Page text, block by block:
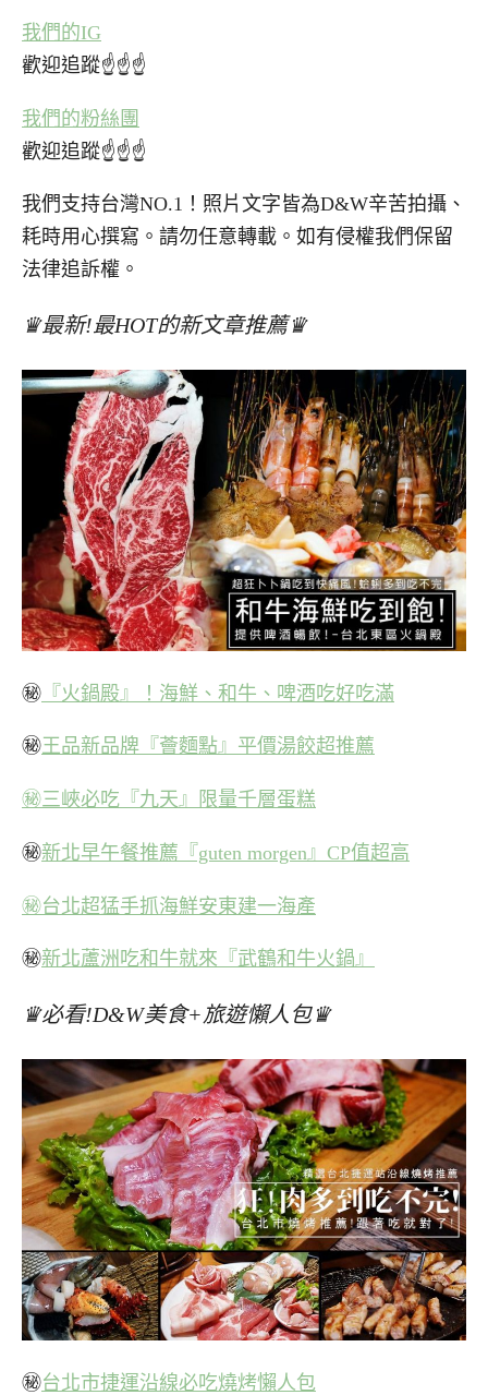
我們的IG
歡迎追蹤☝☝☝
我們的粉絲團
歡迎追蹤☝☝☝
我們支持台灣NO.1！照片文字皆為D&W辛苦拍攝、
耗時用心撰寫。請勿任意轉載。如有侵權我們保留
法律追訴權。
♛最新!最HOT的新文章推薦♛
㊙ 『火鍋殿』！海鮮、和牛、啤酒吃好吃滿
㊙王品新品牌『薈麵點』平價湯餃超推薦
㊙三峽必吃『九天』限量千層蛋糕
㊙新北早午餐推薦『guten morgen』CP值超高
㊙台北超猛手抓海鮮安東建一海產
㊙新北蘆洲吃和牛就來『武鶴和牛火鍋』
♛必看!D&W美食+旅遊懶人包♛
㊙台北市捷運沿線必吃燒烤懶人包